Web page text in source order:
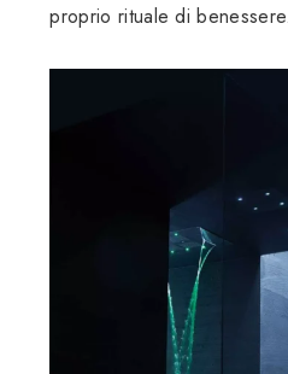
proprio rituale di benessere.